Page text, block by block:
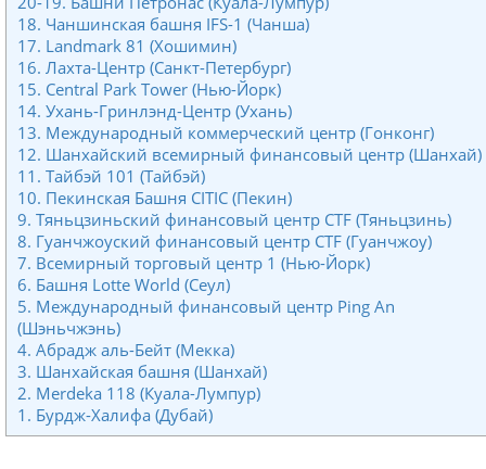
18. Чаншинская башня IFS-1 (Чанша)
17. Landmark 81 (Хошимин)
16. Лахта-Центр (Санкт-Петербург)
15. Central Park Tower (Нью-Йорк)
14. Ухань-Гринлэнд-Центр (Ухань)
13. Международный коммерческий центр (Гонконг)
12. Шанхайский всемирный финансовый центр (Шанхай)
11. Тайбэй 101 (Тайбэй)
10. Пекинская Башня CITIC (Пекин)
9. Тяньцзиньский финансовый центр CTF (Тяньцзинь)
8. Гуанчжоуский финансовый центр CTF (Гуанчжоу)
7. Всемирный торговый центр 1 (Нью-Йорк)
6. Башня Lotte World (Сеул)
5. Международный финансовый центр Ping An
(Шэньчжэнь)
4. Абрадж аль-Бейт (Мекка)
3. Шанхайская башня (Шанхай)
2. Merdeka 118 (Куала-Лумпур)
1. Бурдж-Халифа (Дубай)